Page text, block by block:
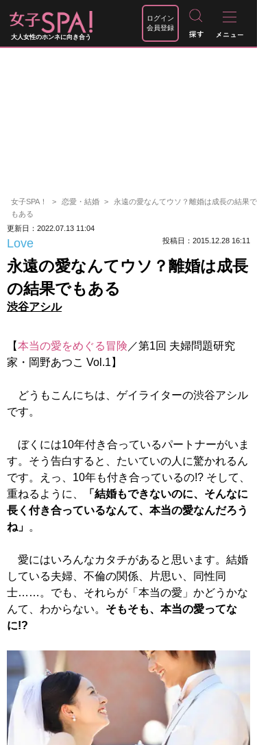
大人女性のホンネに向き合う
ログイン
会員登録
女子SPA！ 恋愛・結婚
永遠の愛なんてウソ？離婚は成長の結果で
もある
更新日：2022.07.13 11:04
Love 投稿日：2015.12.28 16:11
永遠の愛なんてウソ？離婚は成長
の結果でもある
渋谷アシル
【本当の愛をめぐる冒険 ／第1回 夫婦問題研究
家・岡野あつこ Vol.1】
どうもこんにちは、ゲイライターの渋谷アシル
です。
ぼくには10年付き合っているパートナーがいま
す。そう告白すると、たいていの人に驚かれるん
です。えっ、10年も付き合っているの!? そして、
重ねるように、
「結婚もできないのに、そんなに
長く付き合っているなんて、本当の愛なんだろう
ね」 。
愛にはいろんなカタチがあると思います。結婚
している夫婦、不倫の関係、片思い、同性同
士……。でも、それらが「本当の愛」かどうかな
んて、わからない。 そもそも、本当の愛ってな
に!?